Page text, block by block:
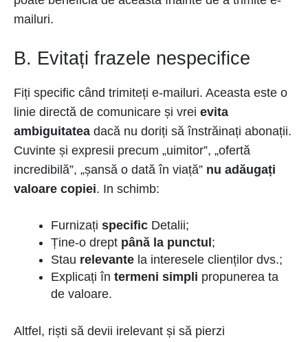
mailuri.
B. Evitați frazele nespecifice
Fiți specific când trimiteți e-mailuri. Aceasta este o
linie directă de comunicare și vrei evita
ambiguitatea dacă nu doriți să înstrăinați abonații.
Cuvinte și expresii precum „uimitor”, „ofertă
incredibilă”, „șansă o dată în viață” nu adăugați
valoare copiei. In schimb:
Furnizați specific Detalii;
Ține-o drept până la punctul;
Stau relevante la interesele clienților dvs.;
Explicați în termeni simpli propunerea ta
de valoare.
Altfel, riști să devii irelevant și să pierzi